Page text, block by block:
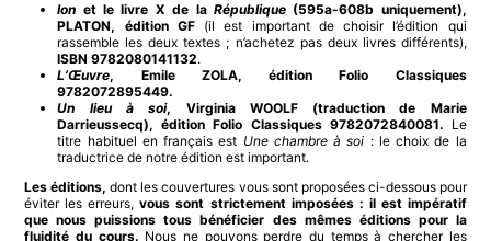
Ion et le livre X de la République(595a-608b uniquement),
PLATON, édition GF(il est important de choisir l’édition qui
rassemble les deux textes ; n’achetez pas deux livres différents),
ISBN 9782080141132.
L’Œuvre, Emile ZOLA, édition Folio Classiques
9782072895449.
Un lieu à soi, Virginia WOOLF (traduction de Marie
Darrieussecq), édition Folio Classiques 9782072840081. Le
titre habituel en français est Une chambre à soi : le choix de la
traductrice de notre édition est important.
Les éditions,dont les couvertures vous sont proposées ci-dessous pour
éviter les erreurs,vous sont strictement imposées : il est impératif
que nous puissions tous bénéficier des mêmes éditions pour la
fluidité du cours. Nous ne pouvons perdre du temps à chercher les